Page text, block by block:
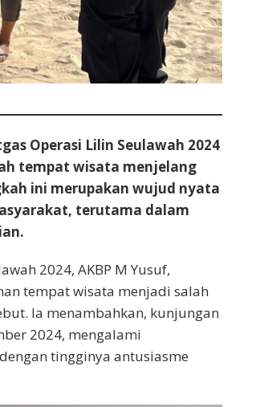
Operasi Lilin Seulawah 2024
tempat wisata menjelang
ini merupakan wujud nyata
terutama dalam
2024, AKBP M Yusuf,
tempat wisata menjadi salah
Ia menambahkan, kunjungan
2024, mengalami
tingginya antusiasme